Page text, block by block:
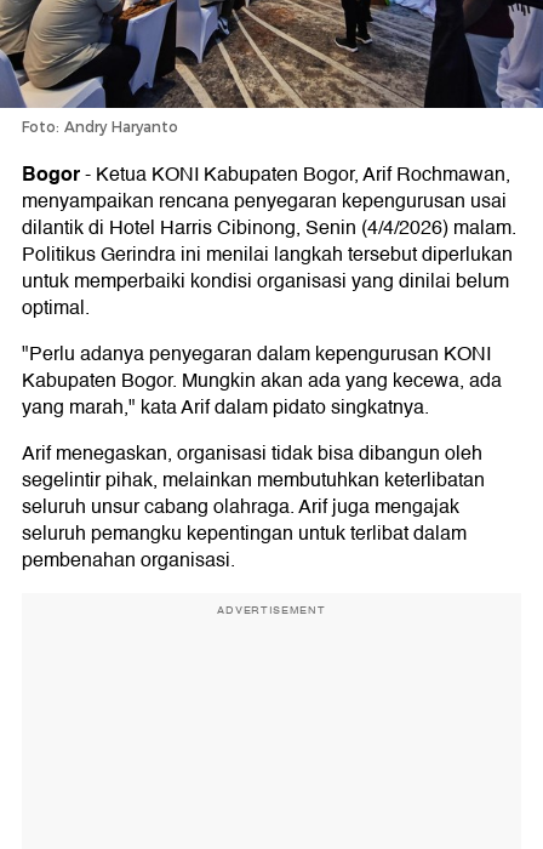
Foto: Andry Haryanto
Bogor-Ketua KONI Kabupaten Bogor, Arif Rochmawan,
menyampaikan rencana penyegaran kepengurusan usai
dilantik di Hotel Harris Cibinong, Senin (4/4/2026) malam.
Politikus Gerindra ini menilai langkah tersebut diperlukan
untuk memperbaiki kondisi organisasi yang dinilai belum
optimal.
"Perlu adanya penyegaran dalam kepengurusan KONI
Kabupaten Bogor. Mungkin akan ada yang kecewa, ada
yang marah," kata Arif dalam pidato singkatnya.
Arif menegaskan, organisasi tidak bisa dibangun oleh
segelintir pihak, melainkan membutuhkan keterlibatan
seluruh unsur cabang olahraga. Arif juga mengajak
seluruh pemangku kepentingan untuk terlibat dalam
pembenahan organisasi.
ADVERTISEMENT